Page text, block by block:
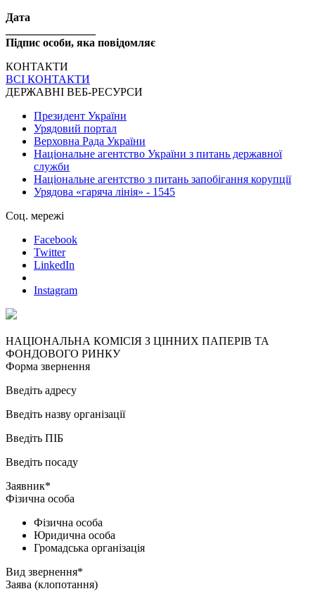
Дата
Підпис особи, яка повідомляє
КОНТАКТИ
ВСІ КОНТАКТИ
ДЕРЖАВНІ ВЕБ-РЕСУРСИ
Президент України
Урядовий портал
Верховна Рада України
Національне агентство України з питань державної
служби
Національне агентство з питань запобігання корупції
Урядова «гаряча лінія» - 1545
Соц. мережі
Facebook
Twitter
LinkedIn
Instagram
НАЦІОНАЛЬНА КОМІСІЯ З ЦІННИХ ПАПЕРІВ ТА
ФОНДОВОГО РИНКУ
Форма звернення
Введіть адресу
Введіть назву організації
Введіть ПІБ
Введіть посаду
Заявник*
Фізична особа
Фізична особа
Юридична особа
Громадська організація
Вид звернення*
Заява (клопотання)